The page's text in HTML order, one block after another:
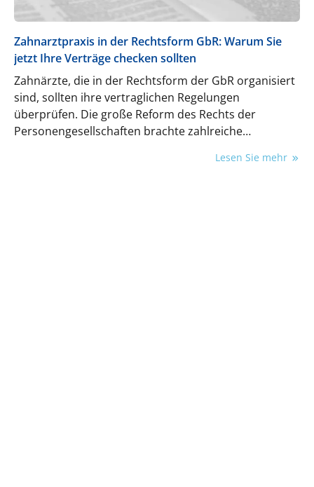
Zahnarztpraxis in der Rechtsform GbR: Warum Sie
jetzt Ihre Verträge checken sollten
Zahnärzte, die in der Rechtsform der GbR organisiert
sind, sollten ihre vertraglichen Regelungen
überprüfen. Die große Reform des Rechts der
Personengesellschaften brachte zahlreiche
Lesen Sie mehr